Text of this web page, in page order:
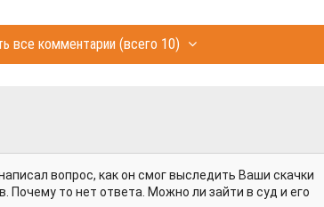
все комментарии(всего 10)
вопрос, как он смог выследить Ваши скачки
Почему то нет ответа. Можно ли зайти в суд и его